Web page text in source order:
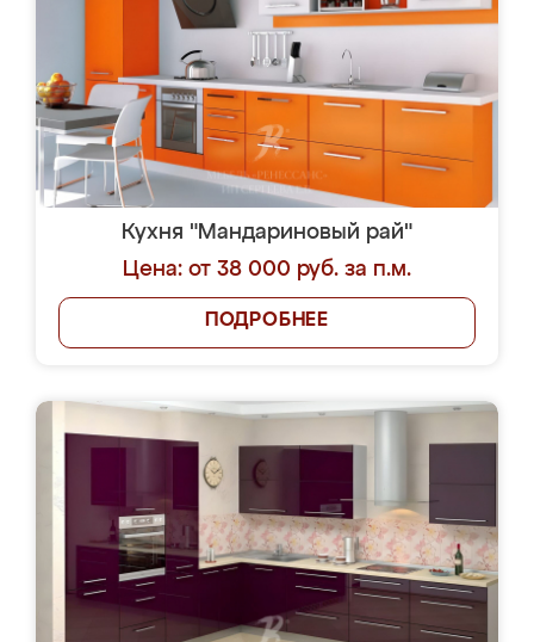
Кухня "Мандариновый рай"
Цена: от 38 000 руб. за п.м.
ПОДРОБНЕЕ